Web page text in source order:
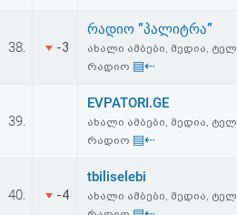
38. -3
რადიო ”პალიტრა”
ახალი ამბები, მედია,
რადიო ▤⇠
39.
EVPATORI.GE
ახალი ამბები, მედია,
რადიო ▤⇠
40. -4
tbiliselebi
ახალი ამბები, მედია,